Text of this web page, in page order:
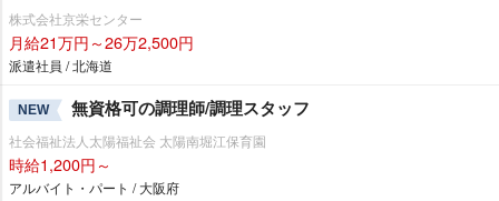
株式会社京栄センター
月給21万円～26万2,500円
派遣社員 / 北海道
NEW 無資格可の調理師/調理スタッフ
社会福祉法人太陽福祉会 太陽南堀江保育園
時給1,200円～
アルバイト・パート / 大阪府